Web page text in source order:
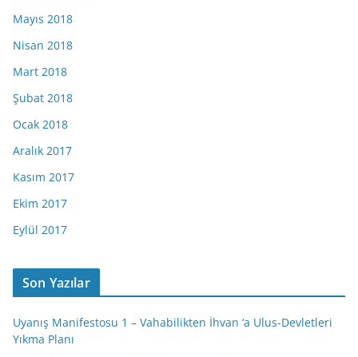
Mayıs 2018
Nisan 2018
Mart 2018
Şubat 2018
Ocak 2018
Aralık 2017
Kasım 2017
Ekim 2017
Eylül 2017
Son Yazılar
Uyanış Manifestosu 1 – Vahabilikten İhvan ‘a Ulus-Devletleri
Yıkma Planı